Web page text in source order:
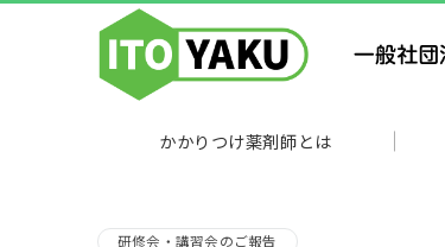
かかりつけ薬剤師とは
研修会・講習会のご報告